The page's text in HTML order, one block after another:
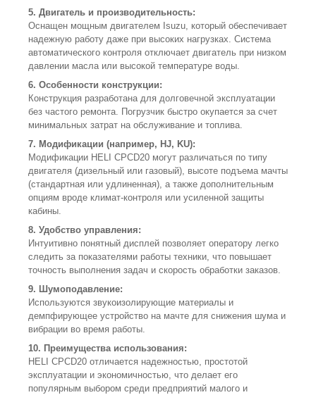
5. Двигатель и производительность:
Оснащен мощным двигателем Isuzu, который обеспечивает
надежную работу даже при высоких нагрузках. Система
автоматического контроля отключает двигатель при низком
давлении масла или высокой температуре воды.
6. Особенности конструкции:
Конструкция разработана для долговечной эксплуатации
без частого ремонта. Погрузчик быстро окупается за счет
минимальных затрат на обслуживание и топлива.
7. Модификации (например, HJ, KU):
Модификации HELI CPCD20 могут различаться по типу
двигателя (дизельный или газовый), высоте подъема мачты
(стандартная или удлиненная), а также дополнительным
опциям вроде климат-контроля или усиленной защиты
кабины.
8. Удобство управления:
Интуитивно понятный дисплей позволяет оператору легко
следить за показателями работы техники, что повышает
точность выполнения задач и скорость обработки заказов.
9. Шумоподавление:
Используются звукоизолирующие материалы и
демпфирующее устройство на мачте для снижения шума и
вибрации во время работы.
10. Преимущества использования:
HELI CPCD20 отличается надежностью, простотой
эксплуатации и экономичностью, что делает его
популярным выбором среди предприятий малого и